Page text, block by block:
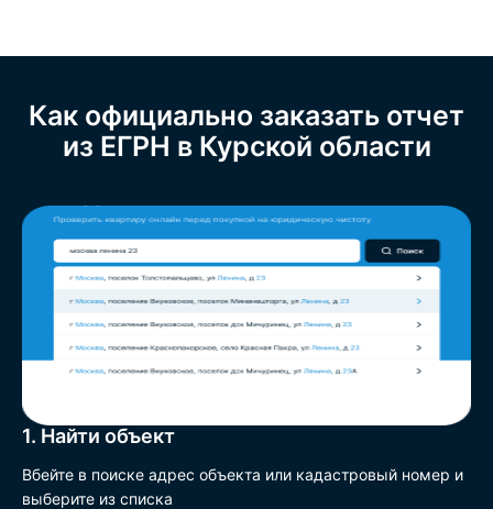
Как официально заказать отчет
из ЕГРН в Курской области
1. Найти объект
Вбейте в поиске адрес объекта или кадастровый номер и
выберите из списка